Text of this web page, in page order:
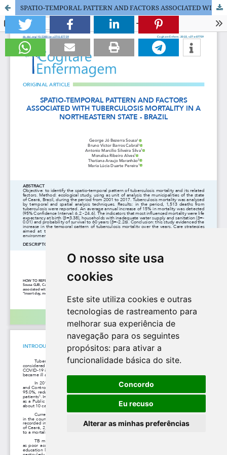
O nosso site usa
cookies
Este site utiliza cookies e outras
tecnologias de rastreamento para
melhorar sua experiência de
navegação para os seguintes
propósitos: para ativar a
funcionalidade básica do site.
Concordo
Eu recuso
Alterar as minhas preferências
SPATIO-TEMPORAL PATTERN AND FACTORS ASSOCIATED WITH TUBERCULOSIS MORTALITY IN A NORTHEASTERN STATE - BRAZIL